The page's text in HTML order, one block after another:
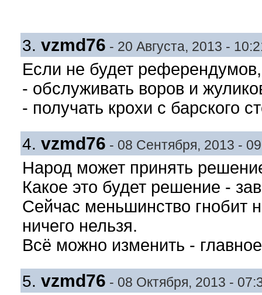
3. vzmd76 - 20 Августа, 2013 -
Если не будет
- обслуживать воров и
- получать крохи с барского
4. vzmd76 - 08 Сентября, 2013 -
Народ может принять
Какое это будет решение -
Сейчас меньшинство гнобит
ничего нельзя.
Всё можно изменить -
5. vzmd76 - 08 Октября, 2013 -